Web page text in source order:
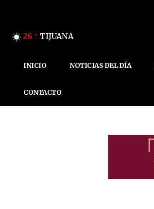
28 C TIJUANA
INICIO NOTICIAS DEL DÍA
CONTACTO